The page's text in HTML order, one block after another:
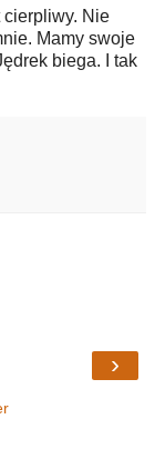
cierpliwy. Nie
Mamy swoje
biega. I tak
›